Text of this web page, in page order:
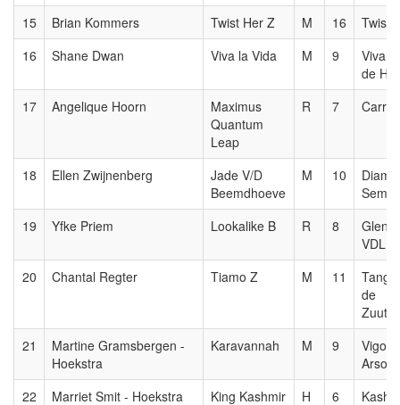
15
Brian Kommers Twist Her Z M 16
16
Shane Dwan Viva la Vida M 9
Vivant
de
17
Angelique Hoorn
Maximus
Quantum
Leap
R 7
18 Ellen Zwijnenberg
Jade V/D
Beemdhoeve
M 10
19
Yfke Priem Lookalike B R 8
VDL
20
Chantal Regter Tiamo Z M 11
de
21
Martine Gramsbergen -
Hoekstra
Karavannah M 9
Vigo
22
Marriet Smit - Hoekstra
King Kashmir
H 6